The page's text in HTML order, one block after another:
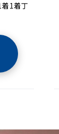
1着丁